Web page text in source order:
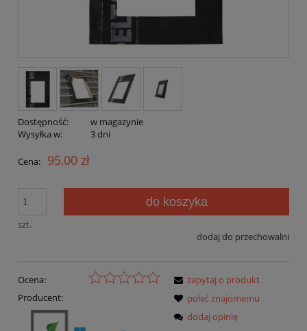
Dostępność:
w magazynie
Wysyłka w:
3 dni
Cena: 95,00 zł
szt.
do koszyka
dodaj do przechowalni
Ocena:
Producent:
zapytaj o produkt
poleć znajomemu
dodaj opinię